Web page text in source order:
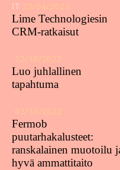
IT
Lime Technologiesin
CRM-ratkaisut
Luo juhlallinen
tapahtuma
Fermob
puutarhakalusteet:
ranskalainen muotoilu
hyvä ammattitaito